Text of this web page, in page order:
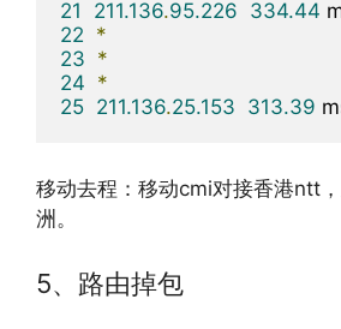
21
211.136.95.226 334.44
22 *
23 *
24 *
25 211.136.25.153 313.39
移动去程：移动cmi对接香港ntt
洲。
5、路由掉包